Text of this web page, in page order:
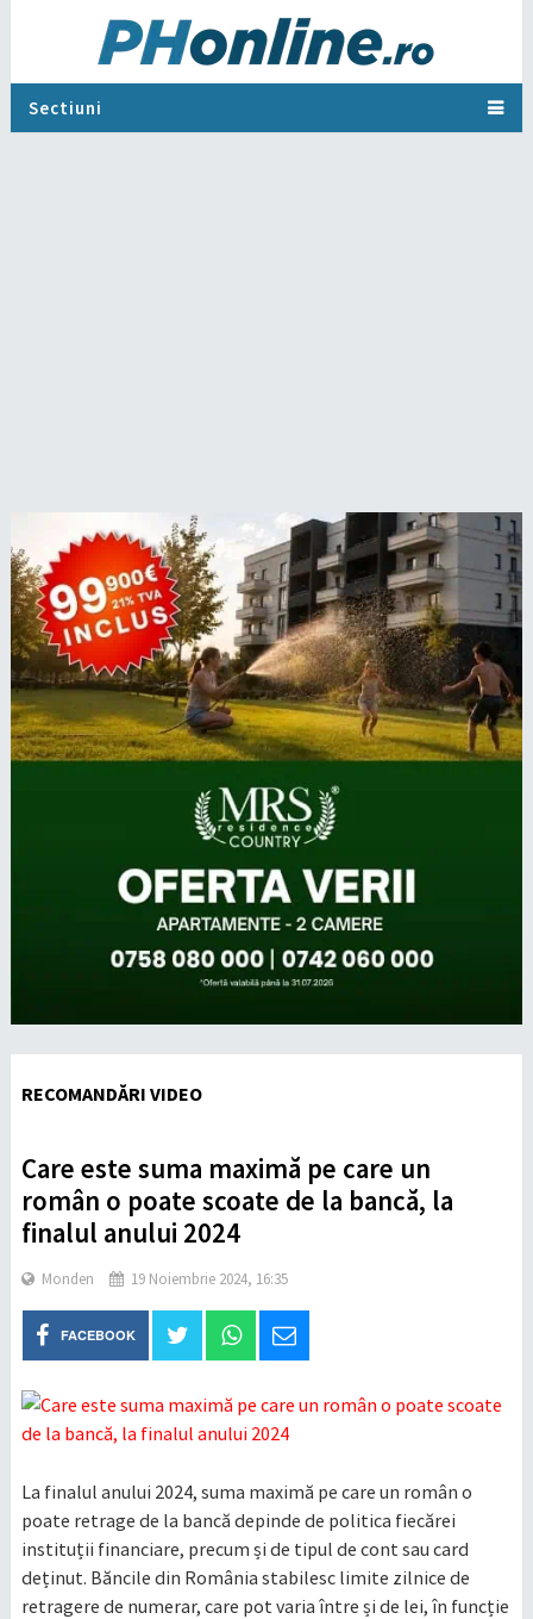
Sectiuni
RECOMANDĂRI VIDEO
Care este suma maximă pe care un
român o poate scoate de la bancă, la
finalul anului 2024
Monden 19 Noiembrie 2024, 16:35
FACEBOOK
La finalul anului 2024, suma maximă pe care un român o
poate retrage de la bancă depinde de politica fiecărei
instituții financiare, precum și de tipul de cont sau card
deținut. Băncile din România stabilesc limite zilnice de
retragere de numerar, care pot varia între și de lei, în funcție